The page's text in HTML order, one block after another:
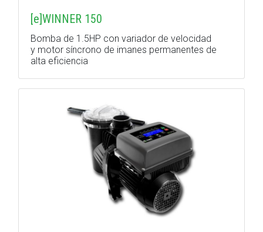
[e]WINNER 150
Bomba de 1.5HP con variador de velocidad
y motor síncrono de imanes permanentes de
alta eficiencia